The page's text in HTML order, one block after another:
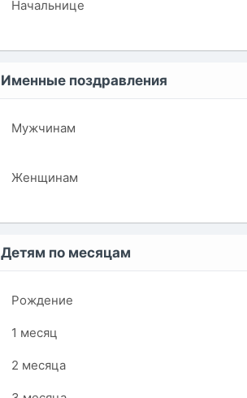
Начальнице
Именные поздравления
Мужчинам
Женщинам
Детям по месяцам
Рождение
1 месяц
2 месяца